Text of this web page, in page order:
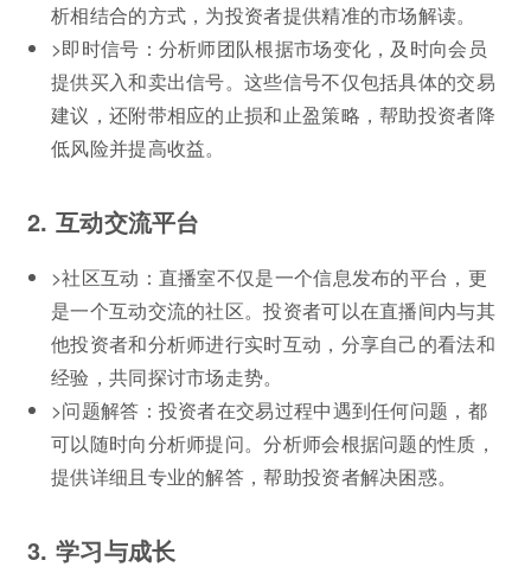
析相结合的方式，为投资者提供精准的市场解读。
>即时信号：分析师团队根据市场变化，及时向会员
提供买入和卖出信号。这些信号不仅包括具体的交易
建议，还附带相应的止损和止盈策略，帮助投资者降
低风险并提高收益。
2. 互动交流平台
>社区互动：直播室不仅是一个信息发布的平台，更
是一个互动交流的社区。投资者可以在直播间内与其
他投资者和分析师进行实时互动，分享自己的看法和
经验，共同探讨市场走势。
>问题解答：投资者在交易过程中遇到任何问题，都
可以随时向分析师提问。分析师会根据问题的性质，
提供详细且专业的解答，帮助投资者解决困惑。
3. 学习与成长